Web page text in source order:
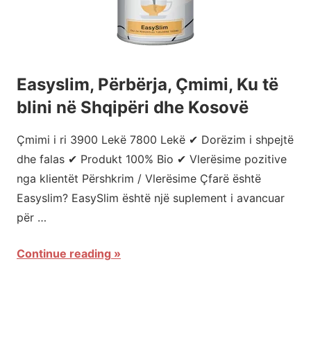
Easyslim, Përbërja, Çmimi, Ku të
blini në Shqipëri dhe Kosovë
Çmimi i ri 3900 Lekë 7800 Lekë ✔ Dorëzim i shpejtë
dhe falas ✔ Produkt 100% Bio ✔ Vlerësime pozitive
nga klientët Përshkrim / Vlerësime Çfarë është
Easyslim? EasySlim është një suplement i avancuar
për …
Continue reading